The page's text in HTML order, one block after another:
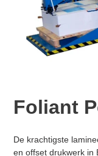
Foliant
prijs
Product
toegevoegen
De krachtigste
en offset drukwerk in